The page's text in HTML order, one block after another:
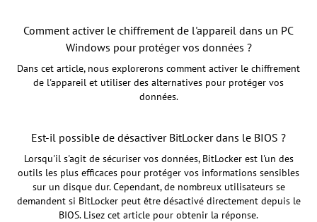
Comment activer le chiffrement de l'appareil dans un PC
Windows pour protéger vos données ?
Dans cet article, nous explorerons comment activer le chiffrement
de l'appareil et utiliser des alternatives pour protéger vos
données.
Est-il possible de désactiver BitLocker dans le BIOS ?
Lorsqu'il s'agit de sécuriser vos données, BitLocker est l'un des
outils les plus efficaces pour protéger vos informations sensibles
sur un disque dur. Cependant, de nombreux utilisateurs se
demandent si BitLocker peut être désactivé directement depuis le
BIOS. Lisez cet article pour obtenir la réponse.